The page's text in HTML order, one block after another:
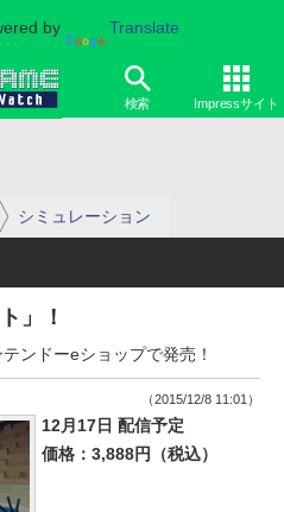
by Translate
検索 Impressサイト
シミュレーション
」！
ンドーeショップで発売！
（2015/12/8 11:01）
12月17日 配信予定
価格：3,888円（税込）